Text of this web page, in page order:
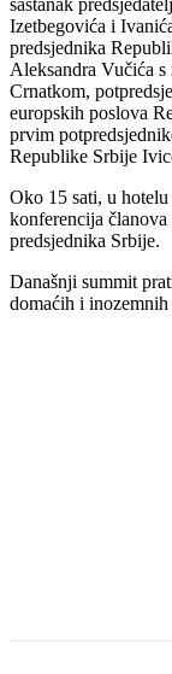
Izetbegovića i
predsjednika
Aleksandra Vučića
Crnatkom,
europskih poslova
prvim
Republike Srbije
Oko 15 sati, u
konferencija
predsjednika Srbije.
Današnji summit
domaćih i inozemnih